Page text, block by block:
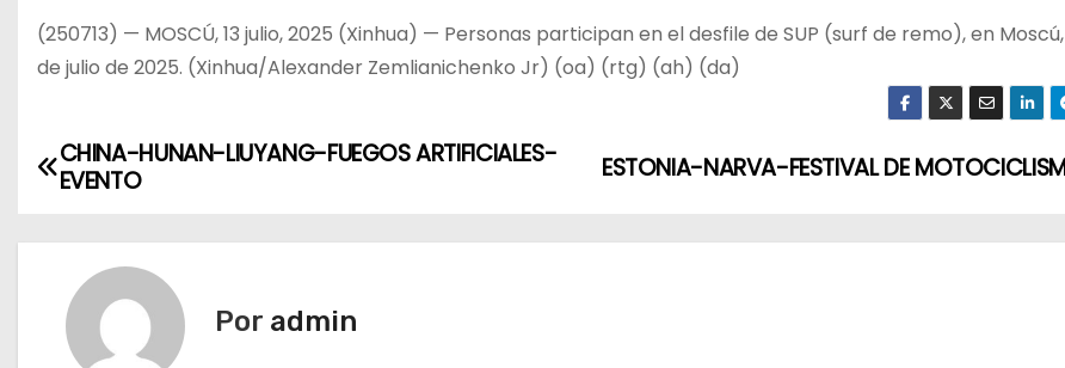
(250713) — MOSCÚ, 13 julio, 2025 (Xinhua) — Personas participan en el desfile de SUP (surf de remo), en Moscú,
de julio de 2025. (Xinhua/Alexander Zemlianichenko Jr) (oa) (rtg) (ah) (da)
N
ESTONIA-NARVA-FESTIVAL DE
CHINA-HUNAN-LIUYANG-FUEGOS ARTIFICIALES-
EVENTO
Por admin